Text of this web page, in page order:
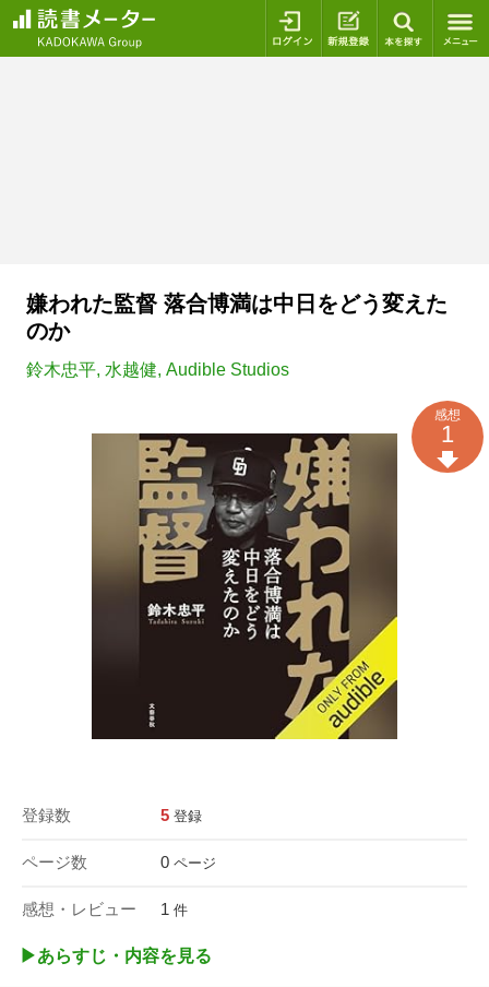
ログイン 新規登録
嫌われた監督 落合博満は中日をどう変えた
のか
鈴木忠平, 水越健, Audible Studios
登録数 5 登録
ページ数 0 ページ
感想・レビュー 1 件
感想
1
▶︎あらすじ・内容を見る